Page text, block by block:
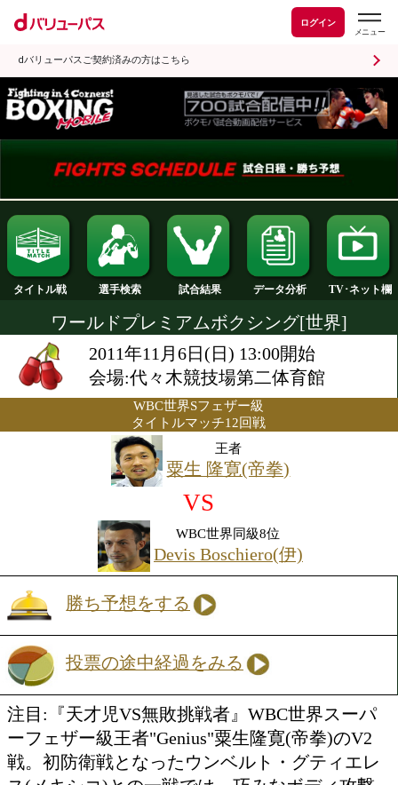
ログイン
dバリューパスご契約済みの方はこちら
タイトル戦 選手検索 試合結果 データ分析
ワールドプレミアムボクシング[世
2011年11月6日(日) 13:00開始
会場:代々木競技場第二体育館
WBC世界Sフェザー級
タイトルマッチ12回戦
王者
粟生 隆寛(帝拳)
Devis Boschiero(伊)
勝ち予想をする